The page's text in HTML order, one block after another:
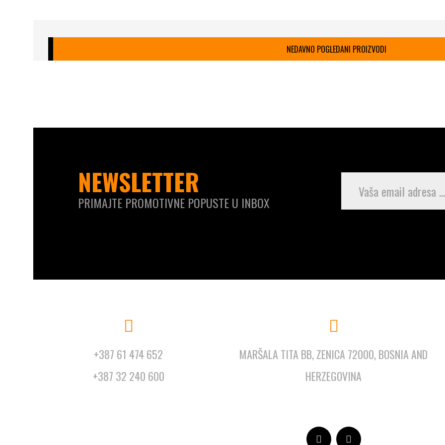
NEDAVNO POGLEDANI PROIZVODI
NEWSLETTER
PRIMAJTE PROMOTIVNE POPUSTE U INBOX
+387 61 474 652
+387 32 240 600
MARŠALA TITA BB, ZENICA 72000, BOSNIA AND
HERZEGOVINA